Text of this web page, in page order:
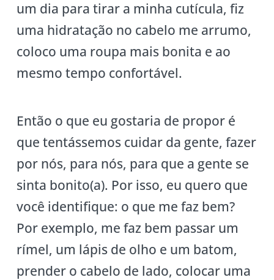
um dia para tirar a minha cutícula, fiz
uma hidratação no cabelo me arrumo,
coloco uma roupa mais bonita e ao
mesmo tempo confortável.
Então o que eu gostaria de propor é
que tentássemos cuidar da gente, fazer
por nós, para nós, para que a gente se
sinta bonito(a). Por isso, eu quero que
você identifique: o que me faz bem?
Por exemplo, me faz bem passar um
rímel, um lápis de olho e um batom,
prender o cabelo de lado, colocar uma